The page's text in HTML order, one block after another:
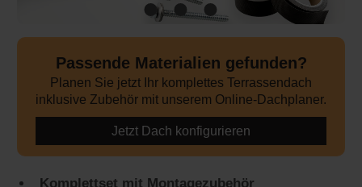
Passende Materialien gefunden?
Planen Sie jetzt Ihr komplettes Terrassendach
inklusive Zubehör mit unserem Online-Dachplaner.
Jetzt Dach konfigurieren
Komplettset mit Montagezubehör